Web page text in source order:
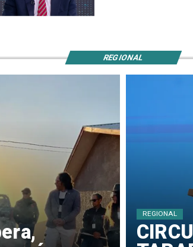
REGIONAL
REGIONAL